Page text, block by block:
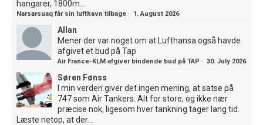
hangarer, 1800m...
Narsarsuaq får sin lufthavn tilbage · 1. August 2026
Allan
Mener der var noget om at Lufthansa også havde
afgivet et bud på Tap
Air France-KLM afgiver bindende bud på TAP ·30. July 2026
Søren Fønss
I min verden giver det ingen mening, at satse på
747 som Air Tankers. Alt for store, og ikke nær
præcise nok, ligesom hver tankning tager lang tid.
Læste netop, at der...